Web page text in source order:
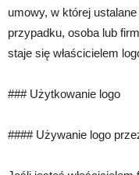
umowy, w której
przypadku, osoba lub
staje się właścicielem
### Użytkowanie logo
#### Używanie logo